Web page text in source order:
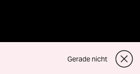
Gerade nicht